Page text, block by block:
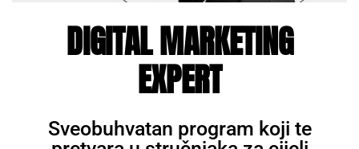
DIGITAL MARKETING
EXPERT
Sveobuhvatan program koji te